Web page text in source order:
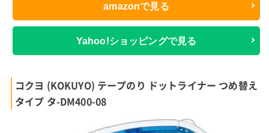
amazonで見る
Yahoo!ショッピングで見る
コクヨ (KOKUYO) テープのり ドットライナー つめ替え
タイプ タ-DM400-08